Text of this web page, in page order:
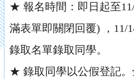
★ 報名時間：即日起至
滿表單即關閉回覆) ，11/
錄取名單錄取同學。
★ 錄取同學以公假登記。